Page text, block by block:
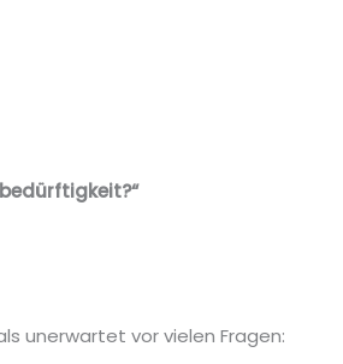
unerwartet vor vielen Fragen: